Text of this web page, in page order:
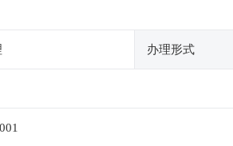
办理形式